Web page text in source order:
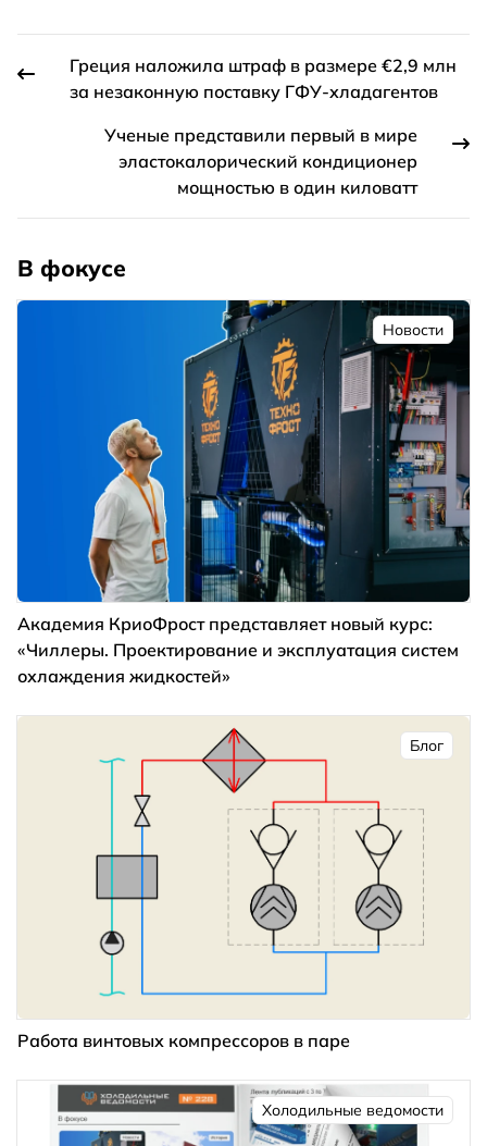
Греция наложила штраф в размере €2,9 млн
за незаконную поставку ГФУ-хладагентов
Ученые представили первый в мире
эластокалорический кондиционер
мощностью в один киловатт
В фокусе
Новости
Академия КриоФрост представляет новый курс:
«Чиллеры. Проектирование и эксплуатация систем
охлаждения жидкостей»
Блог
Работа винтовых компрессоров в паре
Холодильные ведомости